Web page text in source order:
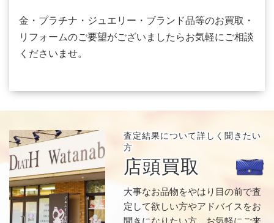
金・プラチナ・ジュエリー・ブランド品等のお買取・
リフォームのご要望がございましたらお気軽にご相談
くださいませ。
査定結果について詳しく聞きたい
方
店頭買取
大事なお品物をやはり目の前で査
定して欲しい方やアドバイスをお